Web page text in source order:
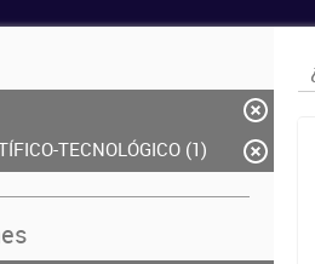
TECNOLÓGICO (1)